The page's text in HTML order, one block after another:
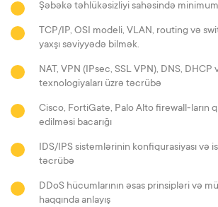
Şəbəkə təhlükəsizliyi sahəsində
TCP/IP, OSI modeli, VLAN, routing və
yaxşı səviyyədə bilmək.
NAT, VPN (IPsec, SSL VPN), DNS, DHCP
texnologiyaları üzrə təcrübə
Cisco, FortiGate, Palo Alto firewall-ların
edilməsi bacarığı
IDS/IPS sistemlərinin konfiqurasiyası və
təcrübə
DDoS hücumlarının əsas prinsipləri və
haqqında anlayış